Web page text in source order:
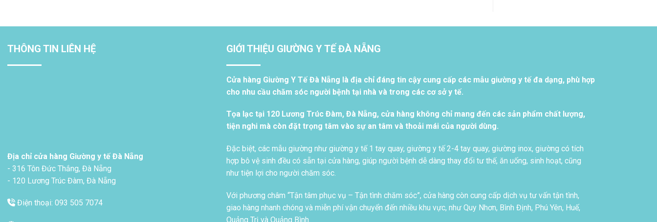
THÔNG TIN LIÊN HỆ
Địa chỉ cửa hàng Giường y tế Đà Nẵng
- 316 Tôn Đức Thắng, Đà Nẵng
- 120 Lương Trúc Đàm, Đà Nẵng
Điện thoại: 093 505 7074
GIỚI THIỆU GIƯỜNG Y TẾ ĐÀ NẴNG
Cửa hàng Giường Y Tế Đà Nẵng là địa chỉ đáng tin cậy cung cấp các mẫu giường y tế đa dạng, phù hợp
cho nhu cầu chăm sóc người bệnh tại nhà và trong các cơ sở y tế.
Tọa lạc tại 120 Lương Trúc Đàm, Đà Nẵng, cửa hàng không chỉ mang đến các sản phẩm chất lượng,
tiện nghi mà còn đặt trọng tâm vào sự an tâm và thoải mái của người dùng.
Đặc biệt, các mẫu giường như giường y tế 1 tay quay, giường y tế 2-4 tay quay, giường inox, giường có tích
hợp bô vệ sinh đều có sẵn tại cửa hàng, giúp người bệnh dễ dàng thay đổi tư thế, ăn uống, sinh hoạt, cũng
như tiện lợi cho người chăm sóc.
Với phương châm “Tận tâm phục vụ – Tận tình chăm sóc”, cửa hàng còn cung cấp dịch vụ tư vấn tận tình,
giao hàng nhanh chóng và miễn phí vận chuyển đến nhiều khu vực, như Quy Nhơn, Bình Định, Phú Yên, Huế,
Quảng Trị và Quảng Bình.